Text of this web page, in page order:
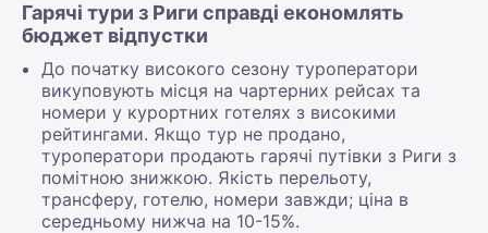
Гарячі тури з Риги справді економлять
бюджет відпустки
До початку високого сезону туроператори
викуповують місця на чартерних рейсах та
номери у курортних готелях з високими
рейтингами. Якщо тур не продано,
туроператори продають гарячі путівки з Риги з
помітною знижкою. Якість перельоту,
трансферу, готелю, номери завжди; ціна в
середньому нижча на 10-15%.